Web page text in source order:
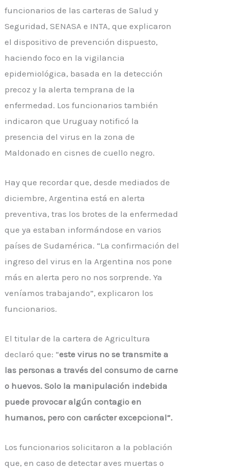
funcionarios de las carteras de Salud y
Seguridad, SENASA e INTA, que explicaron
el dispositivo de prevención dispuesto,
haciendo foco en la vigilancia
epidemiológica, basada en la detección
precoz y la alerta temprana de la
enfermedad. Los funcionarios también
indicaron que Uruguay notificó la
presencia del virus en la zona de
Maldonado en cisnes de cuello negro.
Hay que recordar que, desde mediados de
diciembre, Argentina está en alerta
preventiva, tras los brotes de la enfermedad
que ya estaban informándose en varios
países de Sudamérica. “La confirmación del
ingreso del virus en la Argentina nos pone
más en alerta pero no nos sorprende. Ya
veníamos trabajando”, explicaron los
funcionarios.
El titular de la cartera de Agricultura
declaró que: “este virus no se transmite a
las personas a través del consumo de carne
o huevos. Solo la manipulación indebida
puede provocar algún contagio en
humanos, pero con carácter excepcional”.
Los funcionarios solicitaron a la población
que, en caso de detectar aves muertas o